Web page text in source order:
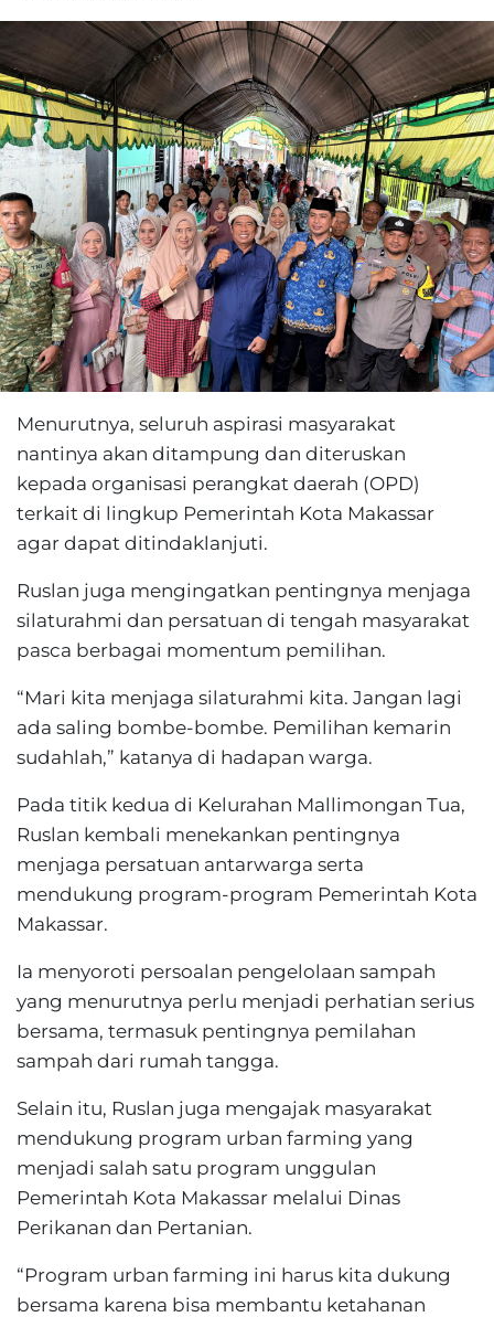
Menurutnya, seluruh aspirasi masyarakat
nantinya akan ditampung dan diteruskan
kepada organisasi perangkat daerah (OPD)
terkait di lingkup Pemerintah Kota Makassar
agar dapat ditindaklanjuti.
Ruslan juga mengingatkan pentingnya menjaga
silaturahmi dan persatuan di tengah masyarakat
pasca berbagai momentum pemilihan.
“Mari kita menjaga silaturahmi kita. Jangan lagi
ada saling bombe-bombe. Pemilihan kemarin
sudahlah,” katanya di hadapan warga.
Pada titik kedua di Kelurahan Mallimongan Tua,
Ruslan kembali menekankan pentingnya
menjaga persatuan antarwarga serta
mendukung program-program Pemerintah Kota
Makassar.
Ia menyoroti persoalan pengelolaan sampah
yang menurutnya perlu menjadi perhatian serius
bersama, termasuk pentingnya pemilahan
sampah dari rumah tangga.
Selain itu, Ruslan juga mengajak masyarakat
mendukung program urban farming yang
menjadi salah satu program unggulan
Pemerintah Kota Makassar melalui Dinas
Perikanan dan Pertanian.
“Program urban farming ini harus kita dukung
bersama karena bisa membantu ketahanan